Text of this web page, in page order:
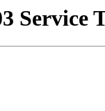
Service